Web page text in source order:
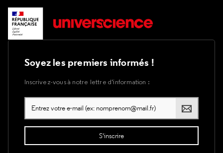
Soyez les premiers informés !
Inscrivez-vous à notre lettre d’information :